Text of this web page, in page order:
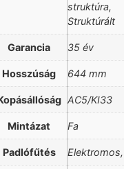
struktúra,
Struktúrált
Garancia 35 év
Hosszúság 644 mm
AC5/KI33
Mintázat Fa
Padlófűtés